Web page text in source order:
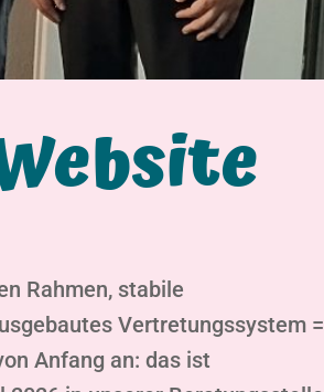
Rahmen, stabile
Vertretungssystem =
Anfang an: das ist